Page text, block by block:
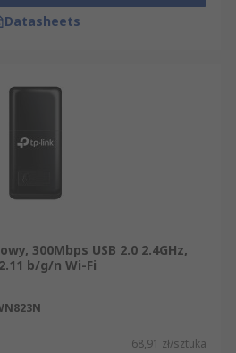
Datasheets
300Mbps USB 2.0 2.4GHz,
b/g/n Wi-Fi
68,91 zł/sztuka